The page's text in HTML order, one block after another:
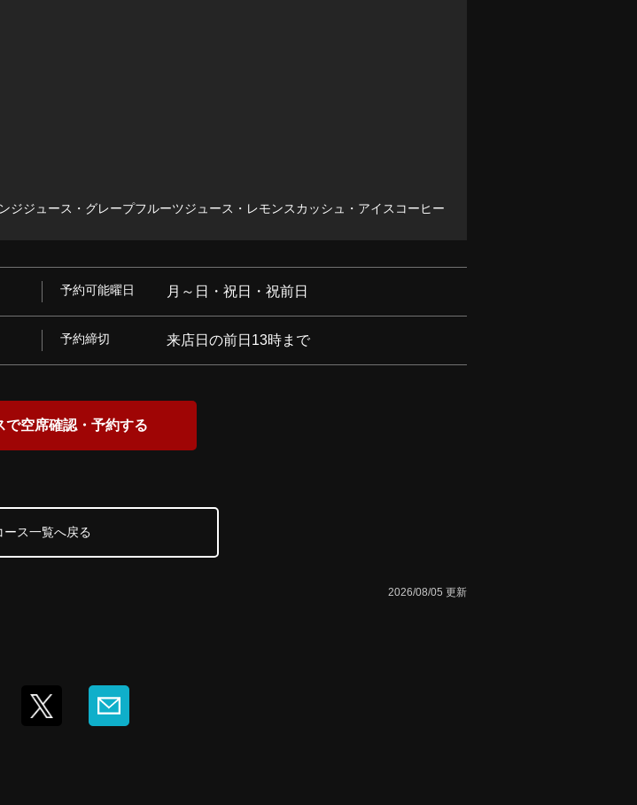
ジュース・グレープフルーツジュース・レモンスカッシュ・アイスコーヒー
予約可能曜日 月～日・祝日・祝前日
予約締切 来店日の前日13時まで
で空席確認・予約する
ース一覧へ戻る
2026/08/05 更新